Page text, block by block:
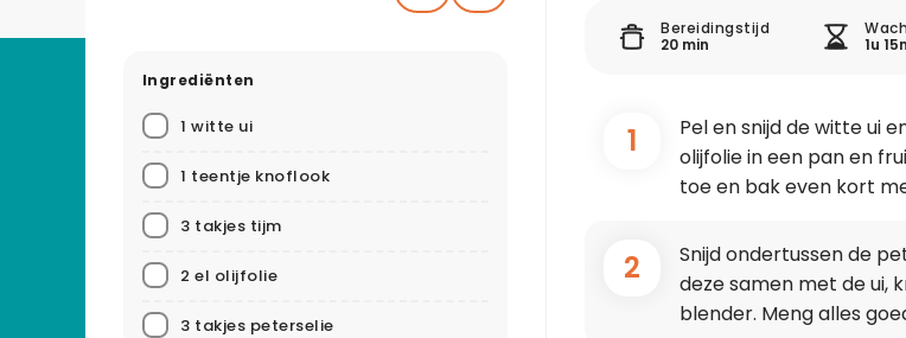
Ingrediënten
1 witte ui
1 teentje knoflook
3 takjes tijm
2 el olijfolie
3 takjes peterselie
Bereidingstijd
20 min
1u
1
Pel en snijd de witte ui
olijfolie in een pan en
toe en bak even kort
2
Snijd ondertussen de
deze samen met de ui,
blender. Meng alles